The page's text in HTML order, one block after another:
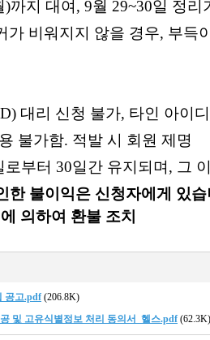
)까지 대여 , 9월 29~30일 정리
가 비워지지 않을 경우, 부득
대리 신청 불가, 타인 아이디
불가함. 적발 시 회원 제명
부터 30일간 유지되며 , 그
한 불이익은 신청자에게 있
의하여 환불 조치
공고.pdf (206.8K)
및 고유식별정보 처리 동의서_헬스.pdf (62.3K)